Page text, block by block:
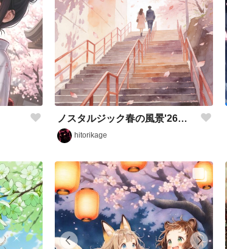
ノスタルジック春の風景'26［２］／スマホ壁紙アーカイブ
hitorikage